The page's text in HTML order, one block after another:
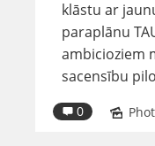
klāstu ar
paraplānu
ambicioziem
sacensību
0